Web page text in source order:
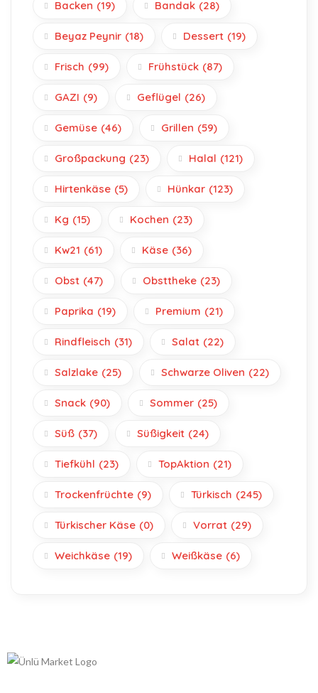
Backen (19) Bandak (28)
Beyaz Peynir (18) Dessert (19)
Frisch (99) Frühstück (87)
GAZI (9) Geflügel (26)
Gemüse (46) Grillen (59)
Großpackung (23) Halal (121)
Hirtenkäse (5) Hünkar (123)
Kg (15) Kochen (23)
Kw21 (61) Käse (36)
Obst (47) Obsttheke (23)
Paprika (19) Premium (21)
Rindfleisch (31) Salat (22)
Salzlake (25) Schwarze Oliven (22)
Snack (90) Sommer (25)
Süß (37) Süßigkeit (24)
Tiefkühl (23) TopAktion (21)
Trockenfrüchte (9) Türkisch (245)
Türkischer Käse (0) Vorrat (29)
Weichkäse (19) Weißkäse (6)